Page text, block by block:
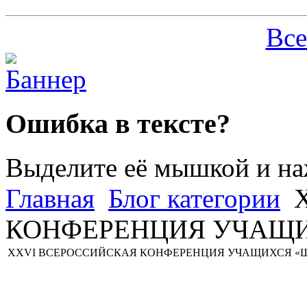
Ошибка в тексте?
Выделите её мышкой и
Главная Блог категории
КОНФЕРЕНЦИЯ
XXVI ВСЕРОССИЙСКАЯ КОНФЕРЕНЦИЯ УЧАЩИХСЯ